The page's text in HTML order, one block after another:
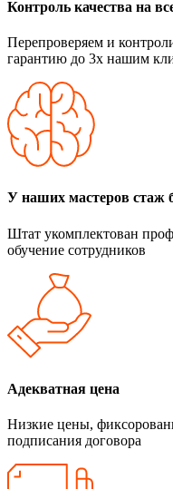
Контроль качества на
Перепроверяем и
гарантию до 3х нашим
У наших мастеров стаж
Штат укомплектован
обучение сотрудников
Адекватная цена
Низкие цены,
подписания договора